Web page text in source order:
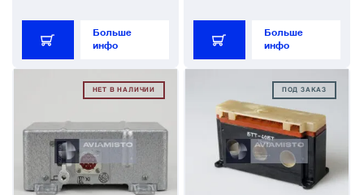
Больше
инфо
Больше
инфо
НЕТ В НАЛИЧИИ ПОД ЗАКАЗ